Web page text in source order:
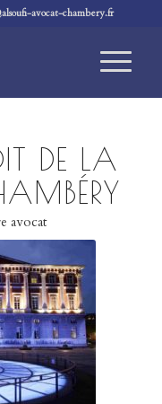
avocat-chambery.fr
DE LA
avocat